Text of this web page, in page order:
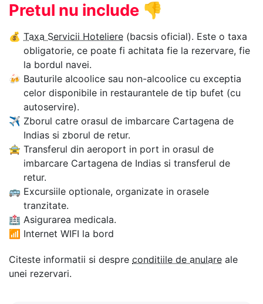
Pretul nu include 👎
💰 Taxa Servicii Hoteliere (bacsis oficial). Este o taxa
obligatorie, ce poate fi achitata fie la rezervare, fie
la bordul navei.
🍻 Bauturile alcoolice sau non-alcoolice cu exceptia
celor disponibile in restaurantele de tip bufet (cu
autoservire).
✈ Zborul catre orasul de imbarcare Cartagena de
Indias si zborul de retur.
🚖 Transferul din aeroport in port in orasul de
imbarcare Cartagena de Indias si transferul de
retur.
🚌 Excursiile optionale, organizate in orasele
tranzitate.
🏥 Asigurarea medicala.
📶 Internet WIFI la bord
Citeste informatii si despre conditiile de anulare ale
unei rezervari.